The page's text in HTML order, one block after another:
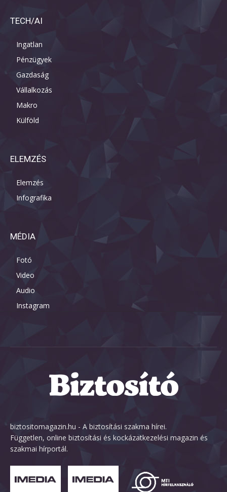
TECH/AI
Ingatlan
Pénzügyek
Gazdaság
Vállalkozás
Makro
Külföld
ELEMZÉS
Elemzés
Infografika
MÉDIA
Fotó
Video
Audio
Instagram
biztositomagazin.hu - A biztosítási szakma hírei.
Független, online biztosítási és kockázatkezelési magazin és
szakmai hírportál.